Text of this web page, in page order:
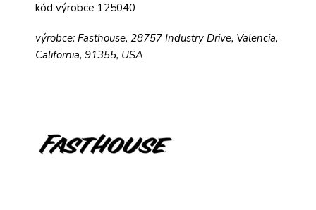
kód výrobce 125040
výrobce: Fasthouse, 28757 Industry Drive, Valencia,
California, 91355, USA